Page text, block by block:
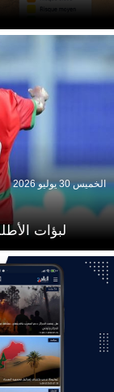
لبؤات
الخميس 30 يوليو 2026